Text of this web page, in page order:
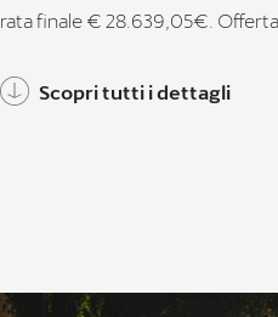
rata finale € 28.639,05€.
Scopri tutti i dettagli